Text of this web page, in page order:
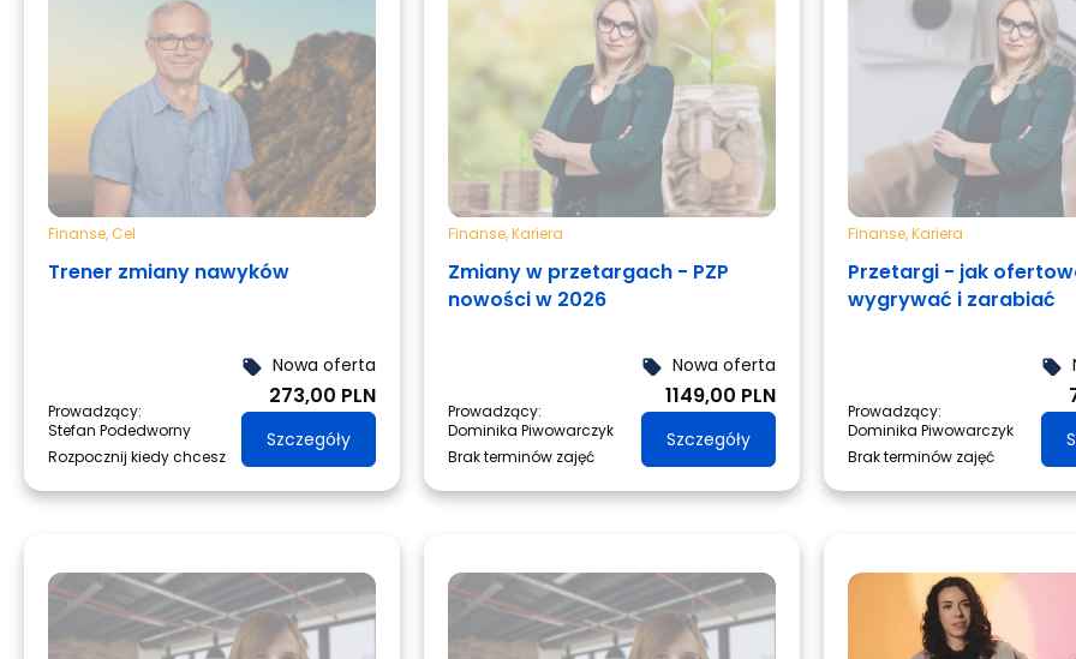
Finanse, Cel
Trener zmiany nawyków
Prowadzący:
Stefan Podedworny
Rozpocznij kiedy chcesz
local_offer Nowa oferta
273,00 PLN
Szczegóły
Finanse,Kariera
Zmiany w przetargach - PZP
nowości w 2026
Prowadzący:
Dominika Piwowarczyk
Brak terminów zajęć
local_offer Nowa oferta
1149,00 PLN
Szczegóły
Finanse,Kariera
Przetargi - jak
wygrywać i zarabiać
Prowadzący:
Dominika Piwowarczyk
Brak terminów zajęć
local_offer